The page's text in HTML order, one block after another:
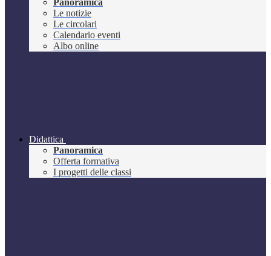
Panoramica
Le notizie
Le circolari
Calendario eventi
Albo online
Didattica
Panoramica
Offerta formativa
I progetti delle classi